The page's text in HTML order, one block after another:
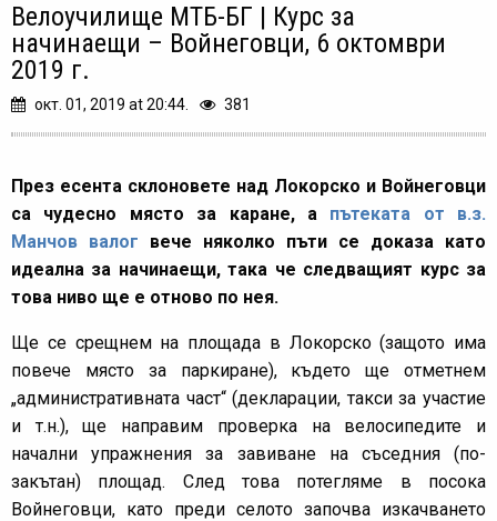
Велоучилище МТБ-БГ | Курс за
начинаещи – Войнеговци, 6 октомври
2019 г.
окт. 01, 2019 at 20:44. 381
През есента склоновете над Локорско и Войнеговци
са чудесно място за каране, а пътеката от в.з.
Манчов валог вече няколко пъти се доказа като
идеална за начинаещи, така че следващият курс за
това ниво ще е отново по нея.
Ще се срещнем на площада в Локорско (защото има
повече място за паркиране), където ще отметнем
„административната част“ (декларации, такси за участие
и т.н.), ще направим проверка на велосипедите и
начални упражнения за завиване на съседния (по-
закътан) площад. След това потегляме в посока
Войнеговци, като преди селото започва изкачването